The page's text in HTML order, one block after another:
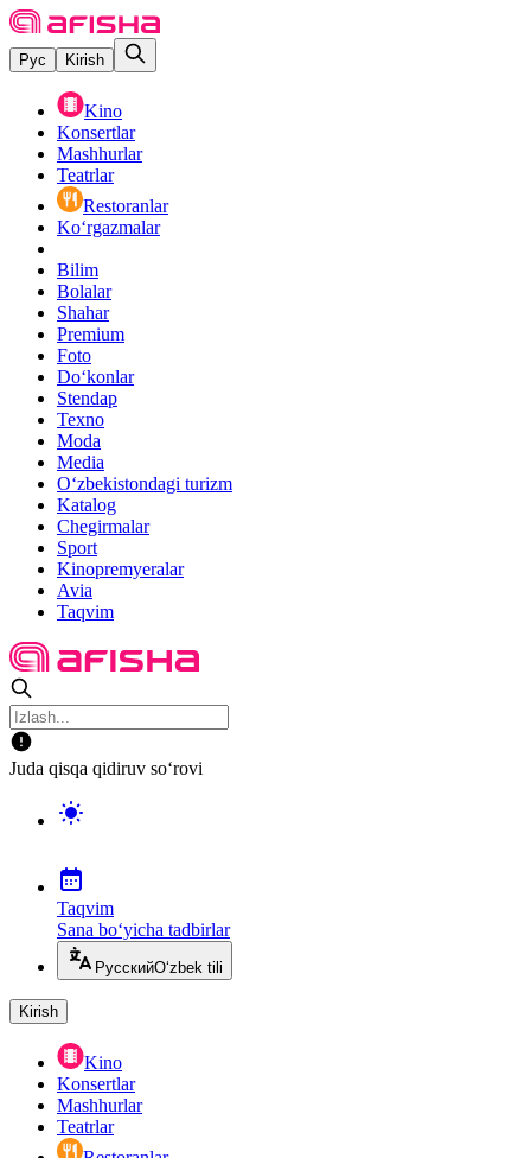
Рус Kirish
Kino
Konsertlar
Mashhurlar
Teatrlar
Restoranlar
Ko‘rgazmalar
Bilim
Bolalar
Shahar
Premium
Foto
Do‘konlar
Stendap
Texno
Moda
Media
O‘zbekistondagi turizm
Katalog
Chegirmalar
Sport
Kinopremyeralar
Avia
Taqvim
Juda qisqa qidiruv so‘rovi
Taqvim
Sana bo‘yicha tadbirlar
РусскийO‘zbek tili
Kirish
Kino
Konsertlar
Mashhurlar
Teatrlar